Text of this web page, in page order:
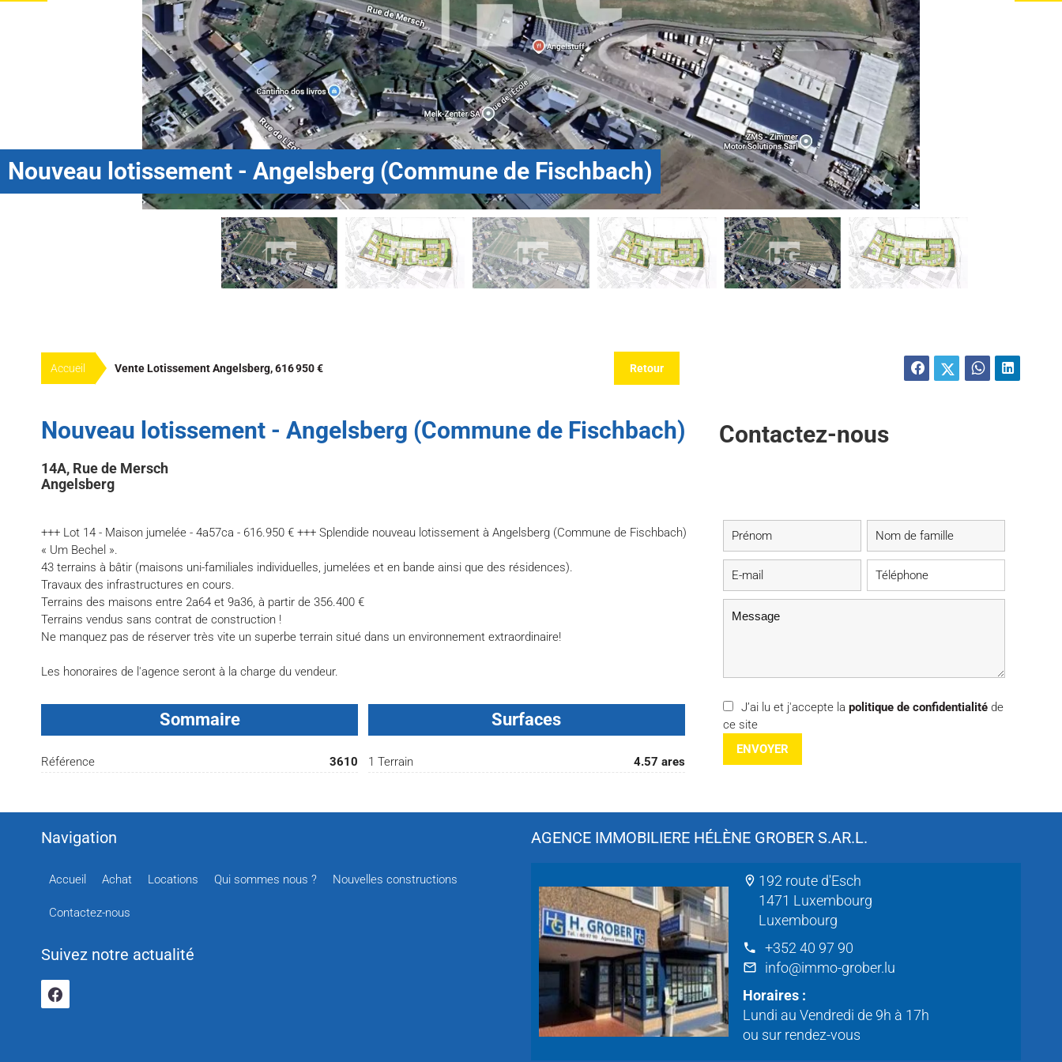
Nouveau lotissement - Angelsberg (Commune de Fischbach)
Accueil Vente Lotissement Angelsberg, 616 950 € Retour
Nouveau lotissement - Angelsberg (Commune de Fischbach)
14A, Rue de Mersch
Angelsberg
+++ Lot 14 - Maison jumelée - 4a57ca - 616.950 € +++ Splendide nouveau lotissement à Angelsberg (Commune de Fischbach)
« Um Bechel ».
43 terrains à bâtir (maisons uni-familiales individuelles, jumelées et en bande ainsi que des résidences).
Travaux des infrastructures en cours.
Terrains des maisons entre 2a64 et 9a36, à partir de 356.400 €
Terrains vendus sans contrat de construction !
Ne manquez pas de réserver très vite un superbe terrain situé dans un environnement extraordinaire!
Les honoraires de l'agence seront à la charge du vendeur.
Sommaire
Référence 3610
Surfaces
1 Terrain 4.57 ares
Contactez-nous
J’ai lu et j'accepte lapolitique de confidentialité de
ce site
ENVOYER
Navigation
Accueil Achat Locations Qui sommes nous ? Nouvelles constructions
Contactez-nous
Suivez notre actualité
AGENCE IMMOBILIERE HÉLÈNE GROBER S.AR.L.
192 route d'Esch
1471 Luxembourg
Luxembourg
+352 40 97 90
info@immo-grober.lu
Horaires :
Lundi au Vendredi de 9h à 17h
ou sur rendez-vous